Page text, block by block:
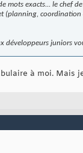
mots exacts... le chef
(planning,
développeurs juniors
à moi. Mais